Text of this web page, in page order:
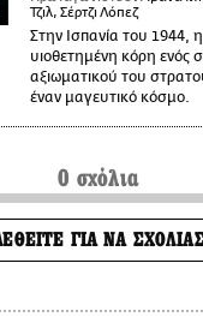
Τζιλ, Σέρτζι Λόπεζ
Στην Ισπανία του 1944,
υιοθετημένη κόρη ενός
αξιωματικού του
έναν μαγευτικό κόσμο.
0 σχόλια
ΓΙΑ ΝΑ